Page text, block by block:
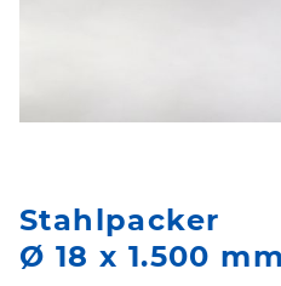
Stahlpacker
Ø 18 x 1.500 mm